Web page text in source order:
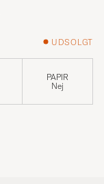
UDSOLGT
PAPIR
Nej